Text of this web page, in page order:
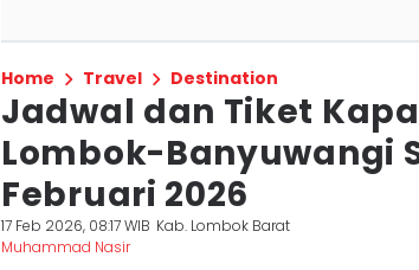
Home Travel Destination
Jadwal dan Tiket
Lombok-Banyuwangi
Februari 2026
17 Feb 2026, 08:17 WIB Kab. Lombok Barat
Muhammad Nasir